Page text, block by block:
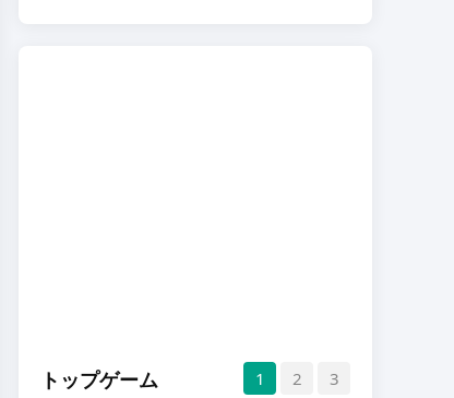
トップゲーム 1 2 3